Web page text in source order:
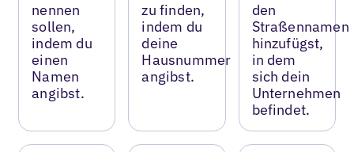
nennen
sollen,
indem du
einen
Namen
angibst.
zu finden,
indem du
deine
Hausnummer
angibst.
den
Straßennamen
hinzufügst,
in dem
sich dein
Unternehmen
befindet.